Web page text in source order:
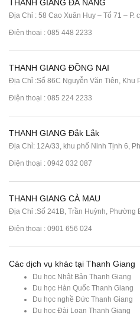
THANH GIANG ĐÀ NẴNG
Địa Chỉ : 58 Cao Xuân Huy – Tổ 71 – P.
Điện thoại : 085 448 2233
THANH GIANG ĐỒNG NAI
Địa Chỉ :Số 86C Nguyễn Văn Tiên, Khu
Điện thoại : 085 224 2233
THANH GIANG Đắk Lắk
Địa Chỉ: 12A/33, khu phố Ninh Tịnh 6,
Điện thoại : 0942 032 087
THANH GIANG CÀ MAU
Địa Chỉ :Số 241B, Trần Huỳnh, Phường
Điện thoại : 0901 656 024
Các dịch vụ khác tại Thanh Giang
Du học Nhật Bản Thanh Giang
Du học Hàn Quốc Thanh Giang
Du học nghề Đức Thanh Giang
Du học Đài Loan Thanh Giang